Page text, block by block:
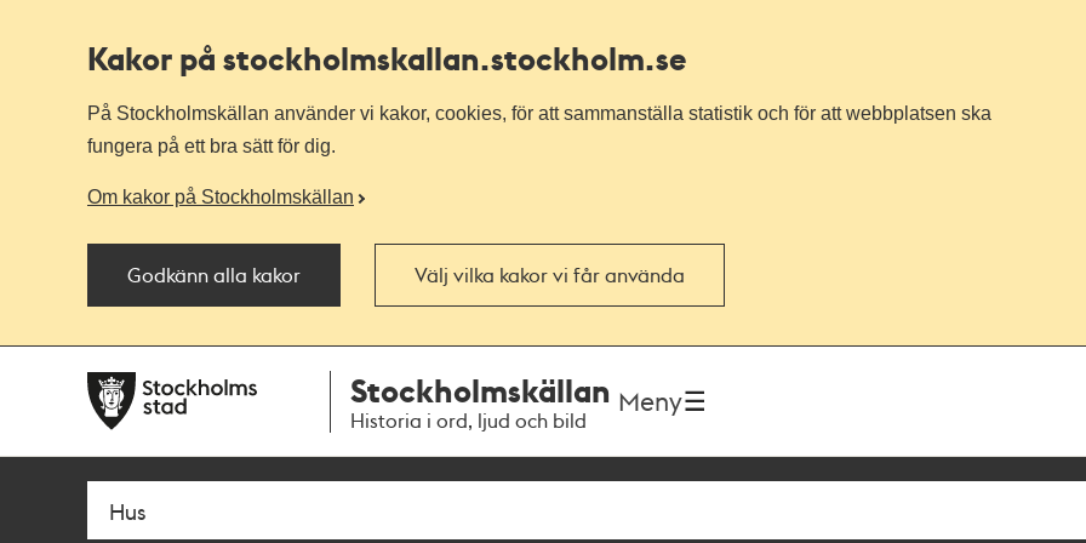
Kakor på stockholmskallan.stockholm.se
På Stockholmskällan använder vi kakor, cookies, för att sammanställa statistik och för att webbplatsen ska
fungera på ett bra sätt för dig.
Om kakor på Stockholmskällan
Godkänn alla kakor Välj vilka kakor vi får använda
navigationen
huvudinnehållet
Stockholmskällan
Historia i ord, ljud och bild
Meny
Sök